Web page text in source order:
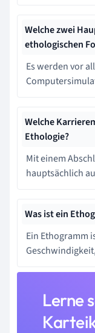
Welche zwei
ethologischen
Es werden vor
Welche
Ethologie?
Mit einem
hauptsächlich
Was ist ein
Ein Ethogramm
Lerne